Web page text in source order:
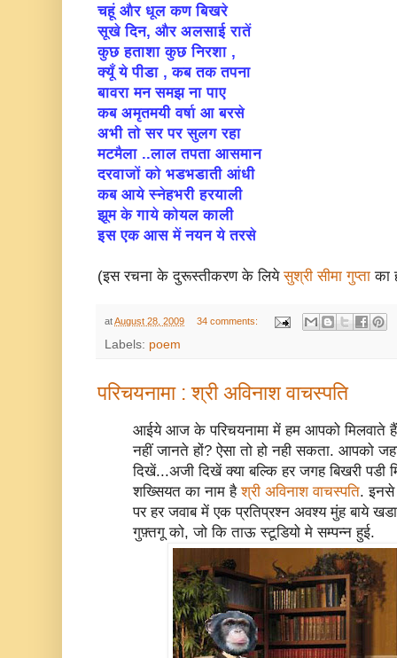
चहूं और धूल कण बिखरे
सूखे दिन, और अलसाई रातें
कुछ हताशा कुछ निरशा ,
क्यूँ ये पीडा , कब तक तपना
बावरा मन समझ ना पाए
कब अमृतमयी वर्षा आ बरसे
अभी तो सर पर सुलग रहा
मटमैला ..लाल तपता आसमान
दरवाजों को भडभडाती आंधी
कब आये स्नेहभरी हरयाली
झूम के गाये कोयल काली
इस एक आस में नयन ये तरसे
(इस रचना के दुरूस्तीकरण के लियेसुश्री सीमा गुप्ता का
atAugust 28, 2009 34 comments:
Labels: poem
परिचयनामा : श्री अविनाश वाचस्पति
आईये आज के परिचयनामा में हम आपको
नहीं जानते हों? ऐसा तो हो नही सकता. आपको
दिखें...अजी दिखें क्या बल्कि हर जगह बिखरी पडी
शख्सियत का नाम हैश्री अविनाश वाचस्पति. इनसे
पर हर जवाब में एक प्रतिप्रश्न अवश्य मुंह बाये
गुफ़्तगू को, जो कि ताऊ स्टूडियो मे सम्पन्न हुई.